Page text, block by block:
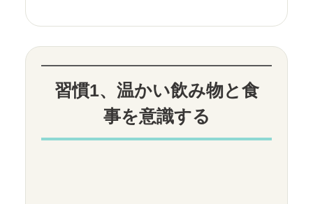
習慣1、温かい飲み物と食
事を意識する